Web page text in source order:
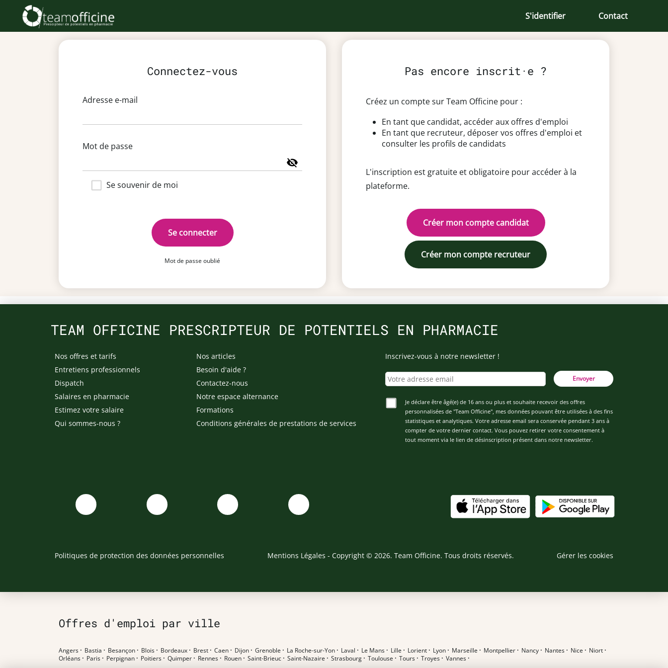
S'identifier Contact
Connectez-vous
Adresse e-mail
Mot de passe
Se souvenir de moi
Se connecter
Mot de passe oublié
Pas encore inscrit·e ?
Créez un compte sur Team Officine pour :
En tant que candidat, accéder aux offres d'emploi
En tant que recruteur, déposer vos offres d'emploi et
consulter les profils de candidats
L'inscription est gratuite et obligatoire pour accéder à la
plateforme.
Créer mon compte candidat
Créer mon compte recruteur
TEAM OFFICINE PRESCRIPTEUR DE POTENTIELS EN PHARMACIE
Nos offres et tarifs
Entretiens professionnels
Dispatch
Salaires en pharmacie
Estimez votre salaire
Qui sommes-nous ?
Nos articles
Besoin d'aide ?
Contactez-nous
Notre espace alternance
Formations
Conditions générales de prestations de services
Inscrivez-vous à notre newsletter !
Envoyer
Je déclare être âgé(e) de 16 ans ou plus et souhaite recevoir des offres
personnalisées de "Team Officine", mes données pouvant être utilisées à des fins
statistiques et analytiques. Votre adresse email sera conservée pendant 3 ans à
compter de votre dernier contact. Vous pouvez retirer votre consentement à
tout moment via le lien de désinscription présent dans notre newsletter.
Politiques de protection des données personnelles Mentions Légales - Copyright © 2026. Team Officine. Tous droits réservés. Gérer les cookies
Offres d'emploi par ville
Angers · Bastia · Besançon · Blois · Bordeaux · Brest · Caen · Dijon · Grenoble · La Roche-sur-Yon · Laval · Le Mans · Lille · Lorient · Lyon · Marseille · Montpellier · Nancy · Nantes · Nice · Niort ·
Orléans · Paris · Perpignan · Poitiers · Quimper · Rennes · Rouen · Saint-Brieuc · Saint-Nazaire · Strasbourg · Toulouse · Tours · Troyes · Vannes ·